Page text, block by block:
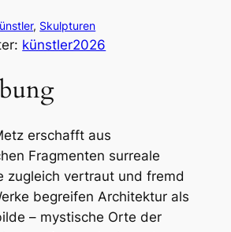
, Skulpturen
künstler2026
erschafft aus
Fragmenten surreale
zugleich vertraut und fremd
begreifen Architektur als
– mystische Orte der